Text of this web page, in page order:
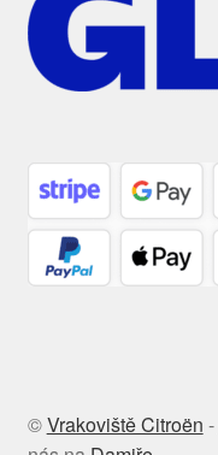
©Vrakoviště Citroën -